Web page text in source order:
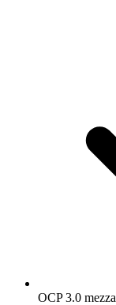
OCP 3.0